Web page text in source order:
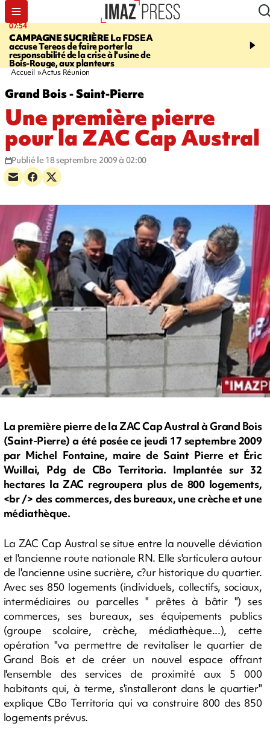
07:54
CAMPAGNE SUCRIÈRELa FDSEA
accuse Tereos de faire porter la
responsabilité de la crise à l'usine de
Bois-Rouge, aux planteurs
09:38
d'un lot de sauté de
Accueil Actus Réunion
Grand Bois - Saint-Pierre
Une première pierre
pour la ZAC Cap Austral
Publié le 18 septembre 2009 à 02:00
La première pierre de la ZAC Cap Austral à Grand Bois
(Saint-Pierre) a été posée ce jeudi 17 septembre 2009
par Michel Fontaine, maire de Saint Pierre et Éric
Wuillai, Pdg de CBo Territoria. Implantée sur 32
hectares la ZAC regroupera plus de 800 logements,
<br /> des commerces, des bureaux, une crèche et une
médiathèque.
La ZAC Cap Austral se situe entre la nouvelle déviation
et l'ancienne route nationale RN. Elle s'articulera autour
de l'ancienne usine sucrière, c?ur historique du quartier.
Avec ses 850 logements (individuels, collectifs, sociaux,
intermédiaires ou parcelles " prêtes à bâtir ") ses
commerces, ses bureaux, ses équipements publics
(groupe scolaire, crèche, médiathèque...), cette
opération "va permettre de revitaliser le quartier de
Grand Bois et de créer un nouvel espace offrant
l'ensemble des services de proximité aux 5 000
habitants qui, à terme, s'installeront dans le quartier"
explique CBo Territoria qui va construire 800 des 850
logements prévus.